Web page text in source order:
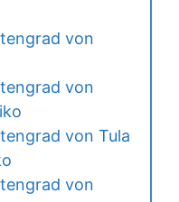
von
von
von Tula
von